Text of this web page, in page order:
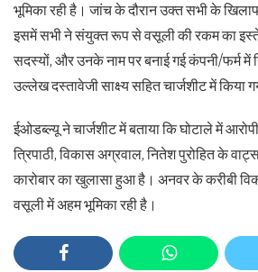
भूमिका रही है। जांच के दौरान उक्त सभी के
इसमें सभी ने संयुक्त रूप से वसूली की रकम का
सदस्यों, और उनके नाम पर बनाई गई कंपनी/फर्म में
उल्लेख दस्तावेजी साक्ष्य सहित चार्जशीट में किया
ईओडब्ल्यू ने चार्जशीट में बताया कि घोटाले में
त्रिपाठी, विकास अग्रवाल, नितेश पुरोहित के
कारोबार का खुलासा हुआ है। अनवर के करीबी
वसूली में अहम भूमिका रही है।